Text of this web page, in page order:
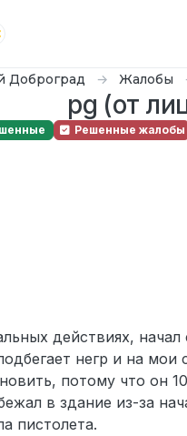
Доброград Жалобы
pg (от
Решенные жалобы
действиях,
негр и на
потому что он
в здание из-за
пистолета.